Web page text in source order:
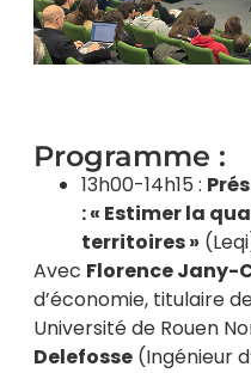
Programme :
13h00-14h15 :
: « Estimer la
territoires »
Avec Florence Jany-
d’économie, titulaire
Université de Rouen
Delefosse (Ingénieur